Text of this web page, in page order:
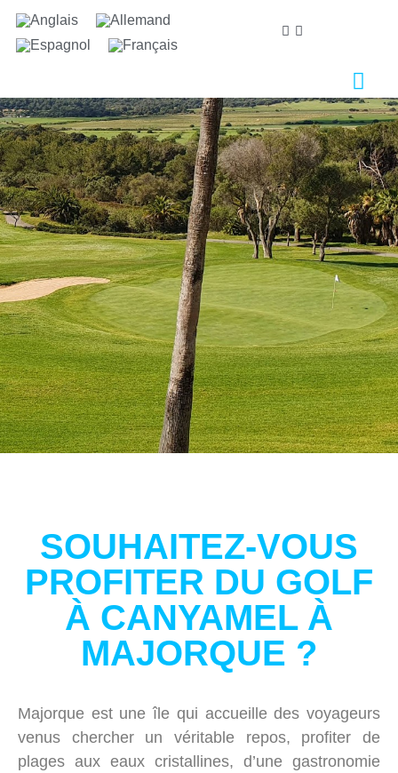
SOUHAITEZ-VOUS
PROFITER DU GOLF
À CANYAMEL À
MAJORQUE ?
Majorque est une île qui accueille des voyageurs
venus chercher un véritable repos, profiter de
plages aux eaux cristallines, d’une gastronomie
Nous nous soucions de votre vie privée
Nous utilisons des cookies strictement nécessaires au
bon fonctionnement du site web, ainsi que des cookies
relatifs à l'amélioration et à la personnalisation de
votre expérience, à des fins d'analyse statistique ainsi
que pour vous proposer des publicités basées sur vos
centres d'intérêt. Vous pouvez accepter ou refuser les
cookies en cliquant sur le bouton "Tout accepter" ou
"Refuser" ou, au contraire, les configurer selon vos
préférences en cliquant sur le bouton "Configurer".
Pour plus d'informations, vous pouvez consulter notre
Politique de Cookies.
Configurer Refuser Tout accepter